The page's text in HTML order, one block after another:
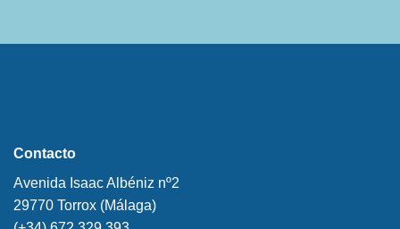
Contacto
Avenida Isaac Albéniz nº2
29770 Torrox (Málaga)